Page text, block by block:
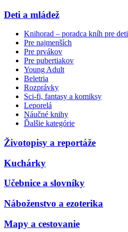
Deti a mládež
Knihorad – poradca kníh pre deti
Pre najmenších
Pre prvákov
Pre pubertiakov
Young Adult
Beletria
Rozprávky
Sci-fi, fantasy a komiksy
Leporelá
Náučné knihy
Ďalšie kategórie
Životopisy a reportáže
Kuchárky
Učebnice a slovníky
Náboženstvo a ezoterika
Mapy a cestovanie